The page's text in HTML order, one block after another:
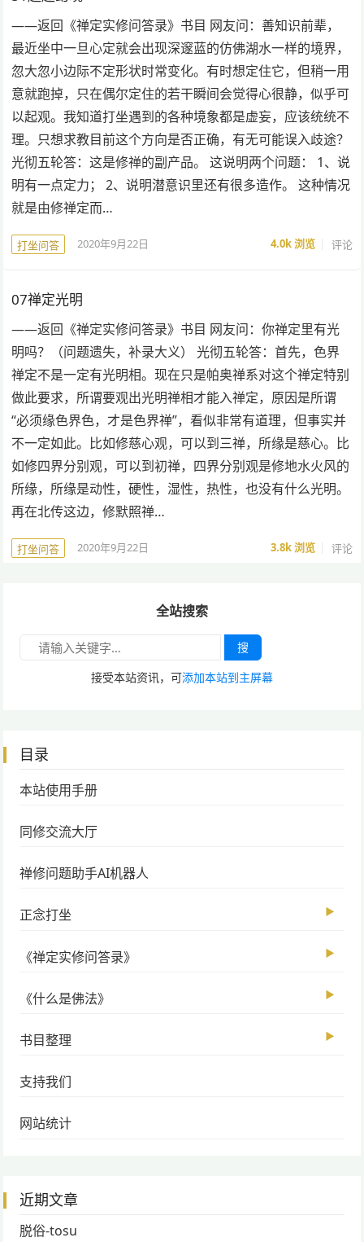
——返回《禅定实修问答录》书目 网友问：善知识前辈，
最近坐中一旦心定就会出现深邃蓝的仿佛湖水一样的境界，
忽大忽小边际不定形状时常变化。有时想定住它，但稍一用
意就跑掉，只在偶尔定住的若干瞬间会觉得心很静，似乎可
以起观。我知道打坐遇到的各种境象都是虚妄，应该统统不
理。只想求教目前这个方向是否正确，有无可能误入歧途？
光彻五轮答：这是修禅的副产品。 这说明两个问题： 1、说
明有一点定力； 2、说明潜意识里还有很多造作。 这种情况
就是由修禅定而…
打坐问答 2020年9月22日 4.0k浏览 评论
07禅定光明
——返回《禅定实修问答录》书目 网友问：你禅定里有光
明吗？（问题遗失，补录大义） 光彻五轮答：首先，色界
禅定不是一定有光明相。现在只是帕奥禅系对这个禅定特别
做此要求，所谓要观出光明禅相才能入禅定，原因是所谓
“必须缘色界色，才是色界禅”，看似非常有道理，但事实并
不一定如此。比如修慈心观，可以到三禅，所缘是慈心。比
如修四界分别观，可以到初禅，四界分别观是修地水火风的
所缘，所缘是动性，硬性，湿性，热性，也没有什么光明。
再在北传这边，修默照禅…
打坐问答 2020年9月22日 3.8k浏览 评论
全站搜索
搜
接受本站资讯，可添加本站到主屏幕
目录
本站使用手册
同修交流大厅
禅修问题助手AI机器人
正念打坐 ▶
《禅定实修问答录》 ▶
《什么是佛法》 ▶
书目整理 ▶
支持我们
网站统计
近期文章
脱俗-tosu